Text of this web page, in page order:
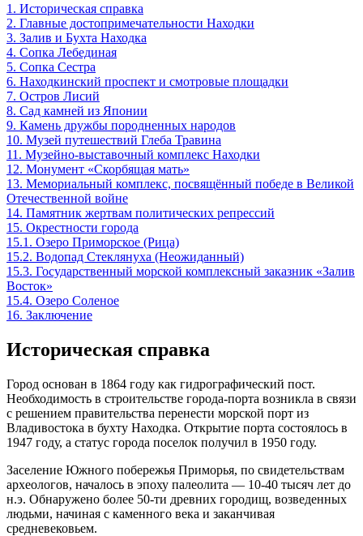
1. Историческая справка
2. Главные достопримечательности Находки
3. Залив и Бухта Находка
4. Сопка Лебединая
5. Сопка Сестра
6. Находкинский проспект и смотровые площадки
7. Остров Лисий
8. Сад камней из Японии
9. Камень дружбы породненных народов
10. Музей путешествий Глеба Травина
11. Музейно-выставочный комплекс Находки
12. Монумент «Скорбящая мать»
13. Мемориальный комплекс, посвящённый победе в Великой
Отечественной войне
14. Памятник жертвам политических репрессий
15. Окрестности города
15.1. Озеро Приморское (Рица)
15.2. Водопад Стеклянуха (Неожиданный)
15.3. Государственный морской комплексный заказник «Залив
Восток»
15.4. Озеро Соленое
16. Заключение
Историческая справка
Город основан в 1864 году как гидрографический пост.
Необходимость в строительстве города-порта возникла в связи
с решением правительства перенести морской порт из
Владивостока в бухту Находка. Открытие порта состоялось в
1947 году, а статус города поселок получил в 1950 году.
Заселение Южного побережья Приморья, по свидетельствам
археологов, началось в эпоху палеолита — 10-40 тысяч лет до
н.э. Обнаружено более 50-ти древних городищ, возведенных
людьми, начиная с каменного века и заканчивая
средневековьем.